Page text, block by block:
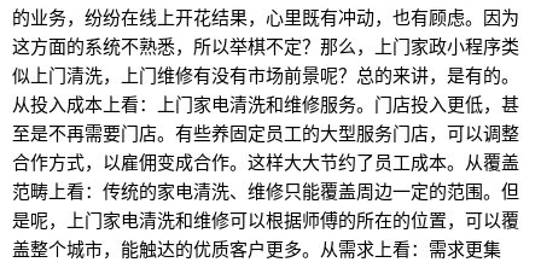
的业务，纷纷在线上开花结果，心里既有冲动，也有顾虑。因为
这方面的系统不熟悉，所以举棋不定？那么，上门家政小程序类
似上门清洗，上门维修有没有市场前景呢？总的来讲，是有的。
从投入成本上看：上门家电清洗和维修服务。门店投入更低，甚
至是不再需要门店。有些养固定员工的大型服务门店，可以调整
合作方式，以雇佣变成合作。这样大大节约了员工成本。从覆盖
范畴上看：传统的家电清洗、维修只能覆盖周边一定的范围。但
是呢，上门家电清洗和维修可以根据师傅的所在的位置，可以覆
盖整个城市，能触达的优质客户更多。从需求上看：需求更集